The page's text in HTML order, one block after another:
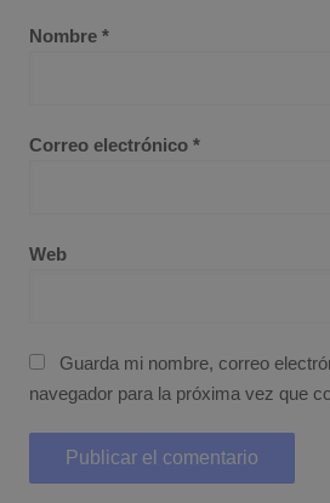
Nombre *
Correo electrónico *
Web
Guarda mi nombre, correo
navegador para la próxima vez que